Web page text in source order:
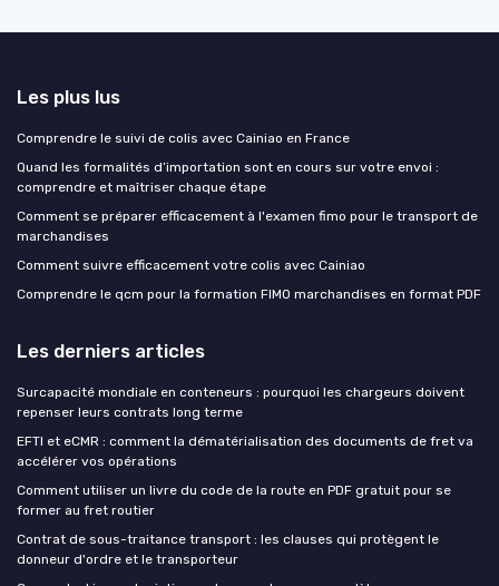
Les plus lus
Comprendre le suivi de colis avec Cainiao en France
Quand les formalités d’importation sont en cours sur votre envoi :
comprendre et maîtriser chaque étape
Comment se préparer efficacement à l'examen fimo pour le transport de
marchandises
Comment suivre efficacement votre colis avec Cainiao
Comprendre le qcm pour la formation FIMO marchandises en format PDF
Les derniers articles
Surcapacité mondiale en conteneurs : pourquoi les chargeurs doivent
repenser leurs contrats long terme
EFTI et eCMR : comment la dématérialisation des documents de fret va
accélérer vos opérations
Comment utiliser un livre du code de la route en PDF gratuit pour se
former au fret routier
Contrat de sous-traitance transport : les clauses qui protègent le
donneur d'ordre et le transporteur